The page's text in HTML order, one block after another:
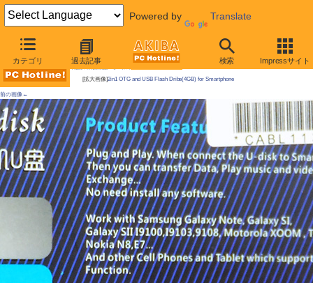
Powered by Translate
カテゴリ 過去記事 検索 Impressサイト
AKIBA PC Hotline!
[拡大画像]2in1 OTG and USB Flash Dribe(4GB) for Smartphone
前の画像←